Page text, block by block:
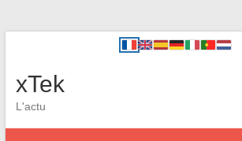
xTek
L'actu